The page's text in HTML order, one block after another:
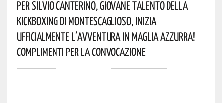
Per Silvio Canterino, Giovane Talento Della
Kickboxing Di Montescaglioso, Inizia
Ufficialmente L’avventura In Maglia Azzurra!
Complimenti Per La Convocazione